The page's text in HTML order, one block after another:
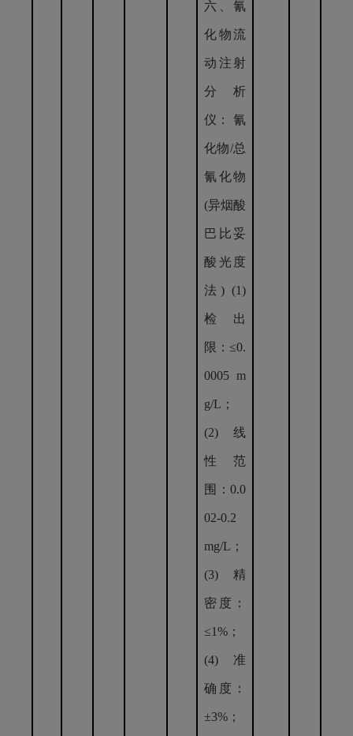
六、氰
化物流
动注射
分析
仪： 氰
化物/总
氰化物
(异烟酸
巴比妥
酸光度
法) (1)
检出
限：≤0.
0005 m
g/L；
(2) 线
性范
围：0.0
02-0.2
mg/L；
(3) 精
密度：
≤1%；
(4) 准
确度：
±3%；